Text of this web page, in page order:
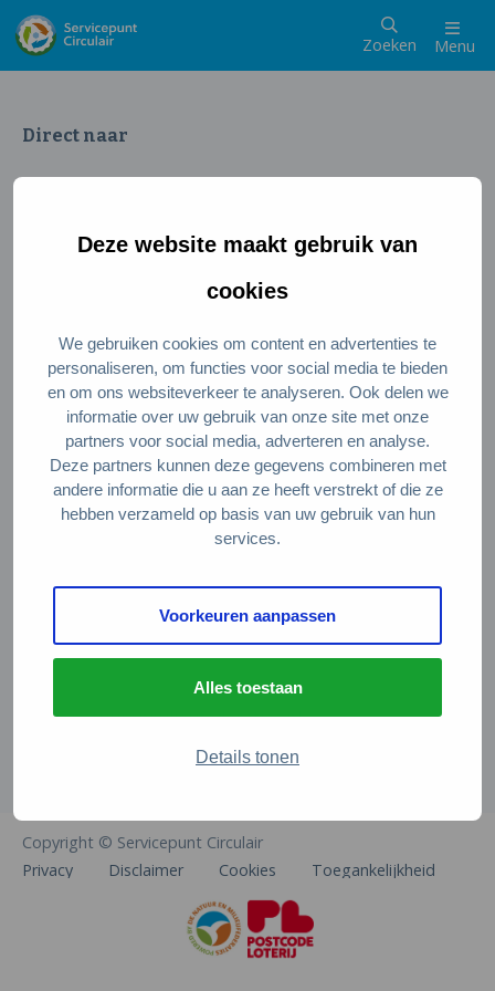
Deze website maakt gebruik van
cookies
We gebruiken cookies om content en advertenties te
personaliseren, om functies voor social media te bieden
en om ons websiteverkeer te analyseren. Ook delen we
informatie over uw gebruik van onze site met onze
partners voor social media, adverteren en analyse.
Deze partners kunnen deze gegevens combineren met
andere informatie die u aan ze heeft verstrekt of die ze
hebben verzameld op basis van uw gebruik van hun
services.
Voorkeuren aanpassen
Alles toestaan
Details tonen
Zoeken Menu
Direct naar
Wat is een circulaire samenleving
Meedoen als ondernemer
Circulaire producten en diensten
Wie zijn wij?
Over ons
Stel je vraag
Servicepunt Team
Veelgestelde vragen
De Natuur en Milieufederaties
Arthur van Schendelstraat 600
info@natuurenmilieufederaties.nl
Copyright © Servicepunt Circulair
Privacy
Disclaimer Cookies Toegankelijkheid